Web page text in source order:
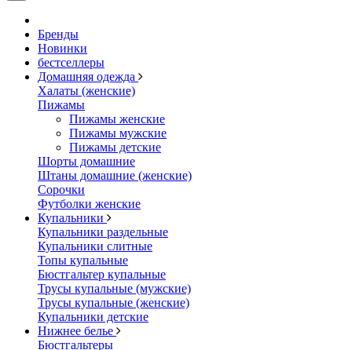
Бренды
Новинки
бестселлеры
Домашняя одежда
Халаты (женские)
Пижамы
Пижамы женские
Пижамы мужские
Пижамы детские
Шорты домашние
Штаны домашние (женские)
Сорочки
Футболки женские
Купальники
Купальники раздельные
Купальники слитные
Топы купальные
Бюстгальтер купальные
Трусы купальные (мужские)
Трусы купальные (женские)
Купальники детские
Нижнее белье
Бюстгальтеры